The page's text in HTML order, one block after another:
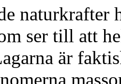
naturkrafter
ser till att
är